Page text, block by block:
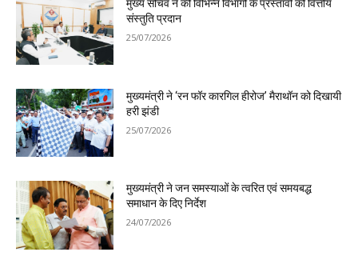
मुख्य सचिव ने की विभिन्न विभागों के प्रस्तावों को वित्तीय
संस्तुति प्रदान
25/07/2026
मुख्यमंत्री ने ‘रन फॉर कारगिल हीरोज’ मैराथॉन को दिखायी
हरी झंडी
25/07/2026
मुख्यमंत्री ने जन समस्याओं के त्वरित एवं समयबद्ध
समाधान के दिए निर्देश
24/07/2026